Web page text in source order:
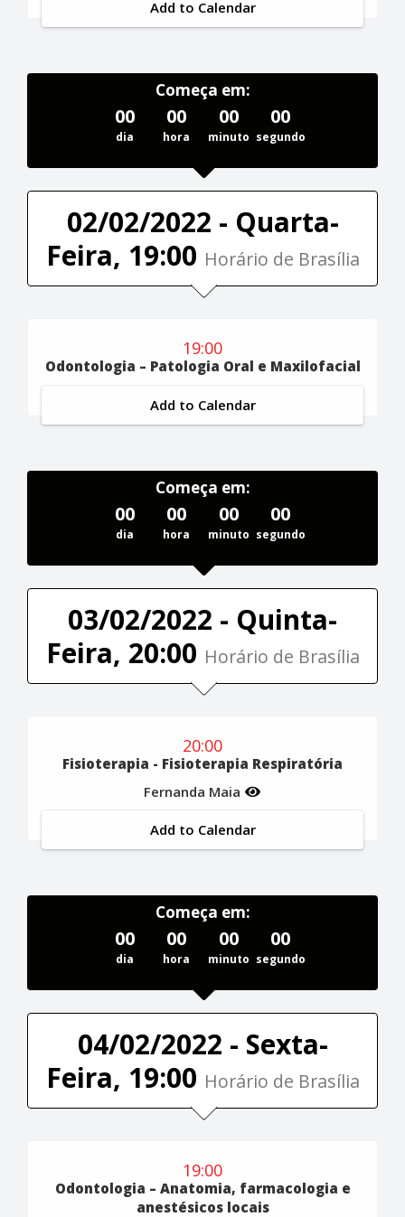
Add to Calendar
Começa em:
00
dia
00
hora
00
minuto
00
segundo
02/02/2022 - Quarta-
Feira, 19:00 Horário de Brasília
19:00
Odontologia – Patologia Oral e Maxilofacial
Add to Calendar
Começa em:
00
dia
00
hora
00
minuto
00
segundo
03/02/2022 - Quinta-
Feira, 20:00 Horário de Brasília
20:00
Fisioterapia - Fisioterapia Respiratória
Fernanda Maia
Add to Calendar
Começa em:
00
dia
00
hora
00
minuto
00
segundo
04/02/2022 - Sexta-
Feira, 19:00 Horário de Brasília
19:00
Odontologia – Anatomia, farmacologia e
anestésicos locais